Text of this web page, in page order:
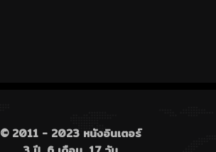
© 2011 - 2023 หนังอินเตอร์